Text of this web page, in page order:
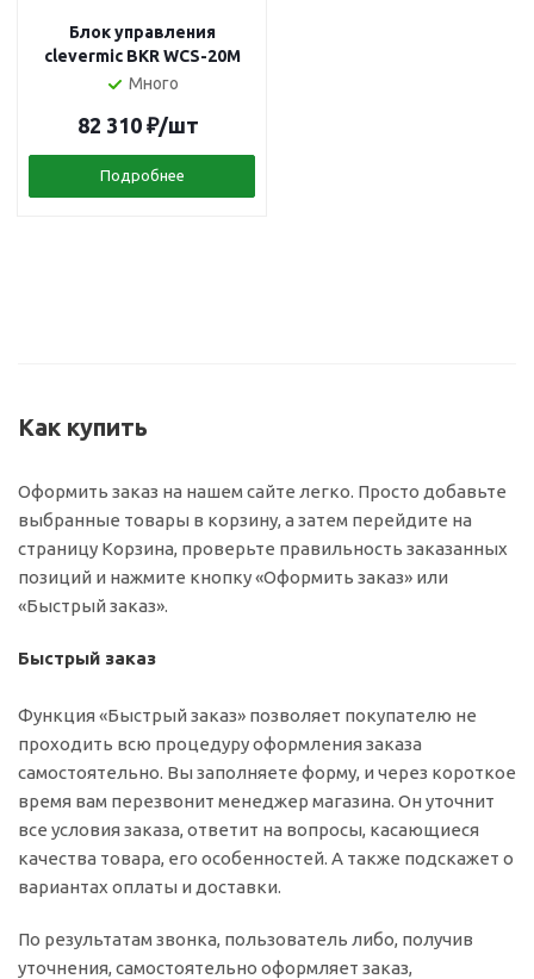
Блок управления
clevermic BKR WCS-20M
Много
82 310₽/шт
Подробнее
Как купить
Оформить заказ на нашем сайте легко. Просто добавьте
выбранные товары в корзину, а затем перейдите на
страницу Корзина, проверьте правильность заказанных
позиций и нажмите кнопку «Оформить заказ» или
«Быстрый заказ».
Быстрый заказ
Функция «Быстрый заказ» позволяет покупателю не
проходить всю процедуру оформления заказа
самостоятельно. Вы заполняете форму, и через короткое
время вам перезвонит менеджер магазина. Он уточнит
все условия заказа, ответит на вопросы, касающиеся
качества товара, его особенностей. А также подскажет о
вариантах оплаты и доставки.
По результатам звонка, пользователь либо, получив
уточнения, самостоятельно оформляет заказ,